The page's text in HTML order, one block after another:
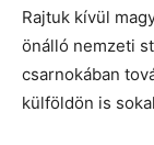
Rajtuk kívül
önálló nemzeti
csarnokában
külföldön is